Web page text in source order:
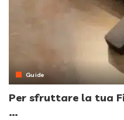
Guide
Per sfruttare la tua
…